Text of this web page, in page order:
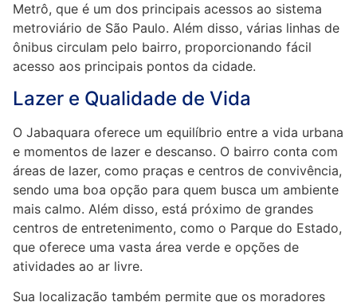
Metrô, que é um dos principais acessos ao sistema
metroviário de São Paulo. Além disso, várias linhas de
ônibus circulam pelo bairro, proporcionando fácil
acesso aos principais pontos da cidade.
Lazer e Qualidade de Vida
O Jabaquara oferece um equilíbrio entre a vida urbana
e momentos de lazer e descanso. O bairro conta com
áreas de lazer, como praças e centros de convivência,
sendo uma boa opção para quem busca um ambiente
mais calmo. Além disso, está próximo de grandes
centros de entretenimento, como o Parque do Estado,
que oferece uma vasta área verde e opções de
atividades ao ar livre.
Sua localização também permite que os moradores